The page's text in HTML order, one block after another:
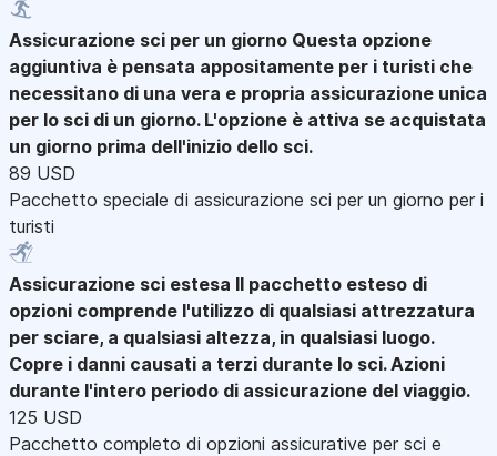
Assicurazione sci per un giorno Questa opzione
aggiuntiva è pensata appositamente per i turisti che
necessitano di una vera e propria assicurazione unica
per lo sci di un giorno. L'opzione è attiva se acquistata
un giorno prima dell'inizio dello sci.
89 USD
Pacchetto speciale di assicurazione sci per un giorno per i
turisti
Assicurazione sci estesa Il pacchetto esteso di
opzioni comprende l'utilizzo di qualsiasi attrezzatura
per sciare, a qualsiasi altezza, in qualsiasi luogo.
Copre i danni causati a terzi durante lo sci. Azioni
durante l'intero periodo di assicurazione del viaggio.
125 USD
Pacchetto completo di opzioni assicurative per sci e